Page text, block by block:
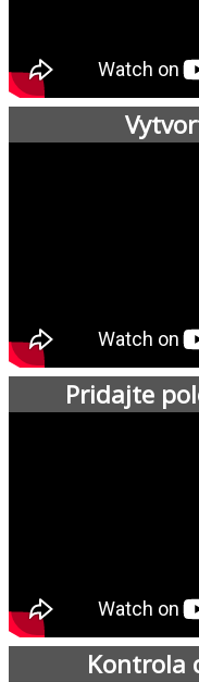
Pridajte
Kontrola